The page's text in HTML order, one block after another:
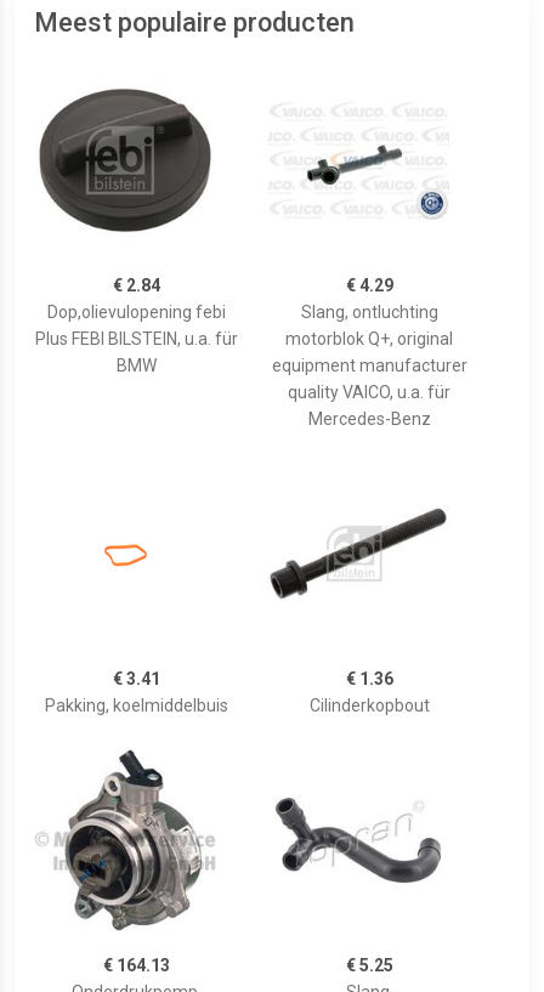
Meest populaire producten
€ 2.84
Dop,olievulopening febi
Plus FEBI BILSTEIN, u.a. für
BMW
€ 4.29
Slang, ontluchting
motorblok Q+, original
equipment manufacturer
quality VAICO, u.a. für
Mercedes-Benz
€ 3.41
Pakking, koelmiddelbuis
€ 1.36
Cilinderkopbout
€ 164.13
€ 5.25